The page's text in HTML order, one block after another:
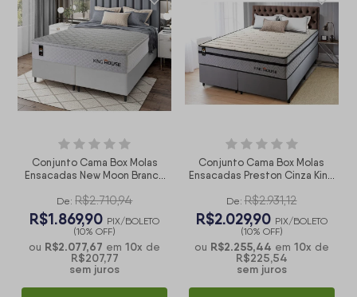
Conjunto Cama Box Molas
Ensacadas New Moon Branco
De: R$2.710,94
R$1.869,90 PIX/BOLETO
(10% OFF)
ou R$2.077,67 em10x de
R$207,77
sem juros
Conjunto Cama Box Molas
Ensacadas Preston Cinza King
De: R$2.931,12
R$2.029,90 PIX/BOLETO
(10% OFF)
ou R$2.255,44 em 10x de
R$225,54
sem juros